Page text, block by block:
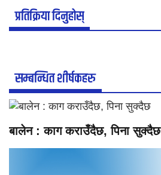
प्रतिक्रिया दिनुहोस्
सम्बन्धित शीर्षकहरु
बालेन : काग कराउँदैछ, पिना सुक्दैछ